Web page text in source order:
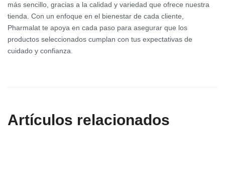
más sencillo, gracias a la calidad y variedad que ofrece nuestra
tienda. Con un enfoque en el bienestar de cada cliente,
Pharmalat te apoya en cada paso para asegurar que los
productos seleccionados cumplan con tus expectativas de
cuidado y confianza.
Artículos relacionados